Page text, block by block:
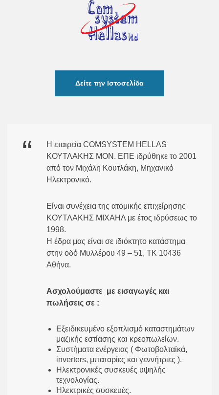
Δείτε την Ιστοσελίδα
Η εταιρεία COMSYSTEM HELLAS
ΚΟΥΤΛΑΚΗΣ ΜΟΝ. ΕΠΕ ιδρύθηκε το 2001
από τον Μιχάλη Κουτλάκη, Μηχανικό
Ηλεκτρονικό.
Είναι συνέχεια της ατομικής επιχείρησης
ΚΟΥΤΛΑΚΗΣ ΜΙΧΑΗΛ με έτος ιδρύσεως το
1998.
Η έδρα μας είναι σε ιδιόκτητο κατάστημα
στην οδό Μυλλέρου 49 – 51, ΤΚ 10436
Αθήνα.
Ασχολούμαστε με εισαγωγές και
πωλήσεις σε :
Εξειδικευμένο εξοπλισμό καταστημάτων
μαζικής εστίασης και κρεοπωλείων.
Συστήματα ενέργειας ( Φωτοβολταϊκά,
inverters, μπαταρίες και γεννήτριες ).
Ηλεκτρονικές συσκευές υψηλής
τεχνολογίας.
Ηλεκτρικές συσκευές.